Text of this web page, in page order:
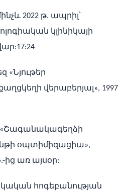
2022 թ. ապրիլ՝
կլինիկայի
«Նյութեր
վերաբերյալ», 1997
օպտիմիզացիա»,
ից առ այսօր:
հոգեբանության